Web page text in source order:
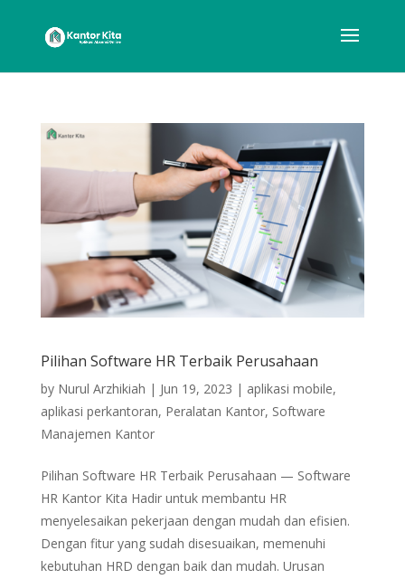
Pilihan Software HR Terbaik Perusahaan
by Nurul Arzhikiah | Jun 19, 2023 | aplikasi mobile,
aplikasi perkantoran, Peralatan Kantor, Software
Manajemen Kantor
Pilihan Software HR Terbaik Perusahaan — Software
HR Kantor Kita Hadir untuk membantu HR
menyelesaikan pekerjaan dengan mudah dan efisien.
Dengan fitur yang sudah disesuaikan, memenuhi
kebutuhan HRD dengan baik dan mudah. Urusan